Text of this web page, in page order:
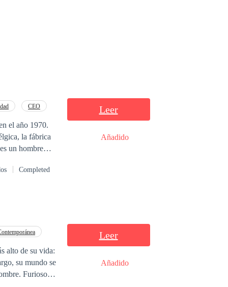
CEO
el año 1970.
la fábrica
un hombre
dará un giro
es
Completed
Leer
Añadido
alto de su vida:
su mundo se
Furioso y
Leer
Añadido